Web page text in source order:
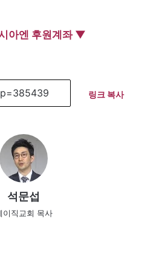
아엔 후원계좌 ▼
링크 복사
석문섭
이직교회 목사